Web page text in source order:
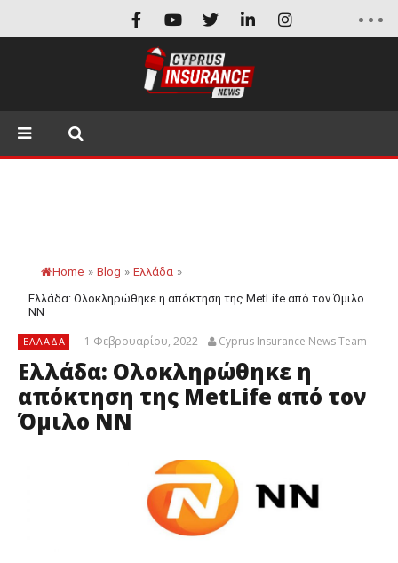
Home » Blog » Ελλάδα »
Ελλάδα: Ολοκληρώθηκε η απόκτηση της MetLife από τον Όμιλο
ΝΝ
ΕΛΛΆΔΑ 1 Φεβρουαρίου, 2022 Cyprus Insurance News Team
Ελλάδα: Ολοκληρώθηκε η
απόκτηση της MetLife από τον
Όμιλο ΝΝ